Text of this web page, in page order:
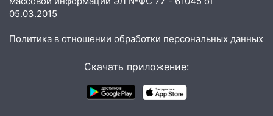
15:00
В Ульяновске после тройного ДТП
госпитализировали 25-летнего байкера
14:32
На Ульяновскую область
подробности серьезной аварии на
05.03.2015
Политика в отношении обработки персональных данных
Скачать приложение: